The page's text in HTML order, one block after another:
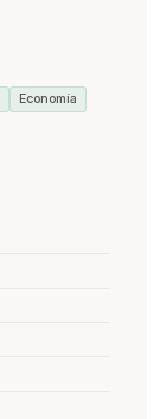
Economía